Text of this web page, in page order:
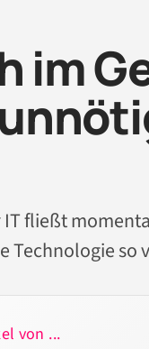
im
fließt
Technologie so
von ...